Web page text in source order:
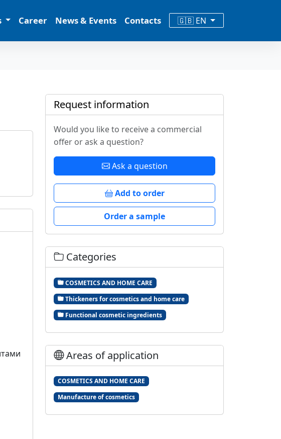
Career News & Events Contacts 🇬🇧 EN
Request information
Would you like to receive a commercial
offer or ask a question?
Ask a question
Add to order
Order a sample
Categories
COSMETICS AND HOME CARE
Thickeners for cosmetics and home care
Functional cosmetic ingredients
Areas of application
COSMETICS AND HOME CARE
Manufacture of cosmetics